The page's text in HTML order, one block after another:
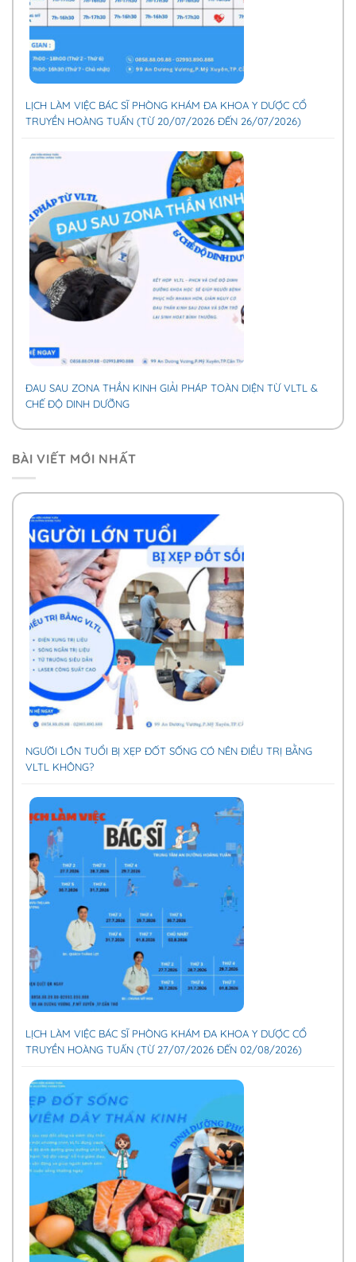
LỊCH LÀM VIỆC BÁC SĨ PHÒNG KHÁM ĐA KHOA Y DƯỢC CỔ
TRUYỀN HOÀNG TUẤN (TỪ 20/07/2026 ĐẾN 26/07/2026)
ĐAU SAU ZONA THẦN KINH GIẢI PHÁP TOÀN DIỆN TỪ VLTL &
CHẾ ĐỘ DINH DƯỠNG
BÀI VIẾT MỚI NHẤT
NGƯỜI LỚN TUỔI BỊ XẸP ĐỐT SỐNG CÓ NÊN ĐIỀU TRỊ BẰNG
VLTL KHÔNG?
LỊCH LÀM VIỆC BÁC SĨ PHÒNG KHÁM ĐA KHOA Y DƯỢC CỔ
TRUYỀN HOÀNG TUẤN (TỪ 27/07/2026 ĐẾN 02/08/2026)